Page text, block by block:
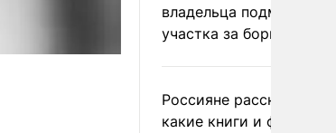
владельца
участка за борщевик
Россияне рассказали,
какие книги и фильмы